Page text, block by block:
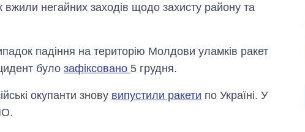
вжили негайних заходів щодо захисту району та
падіння на територію Молдови уламків ракет
було зафіксовано 5 грудня.
окупанти знову випустили ракети по Україні. У